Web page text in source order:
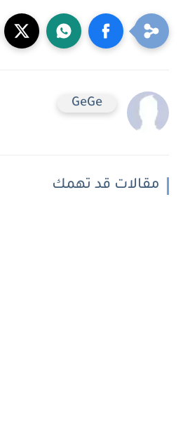
GeGe
مقالات قد تهمك